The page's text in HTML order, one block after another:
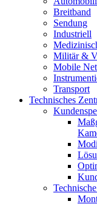
Breitband
Sendung
Industriell
Militär &
Mobile
Transport
Technisches